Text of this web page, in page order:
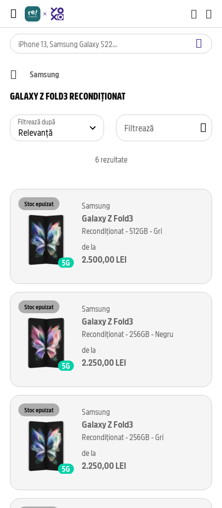
Samsung
GALAXY Z FOLD3 RECONDIȚIONAT
6rezultate
Filtrează după Filtrează
Stoc epuizat Samsung
Galaxy Z Fold3
Recondiționat - 512GB - Gri
de la
2.500,00 LEI
Stoc epuizat Samsung
Galaxy Z Fold3
Recondiționat - 256GB - Negru
de la
2.250,00 LEI
Stoc epuizat Samsung
Galaxy Z Fold3
Recondiționat - 256GB - Gri
de la
2.250,00 LEI